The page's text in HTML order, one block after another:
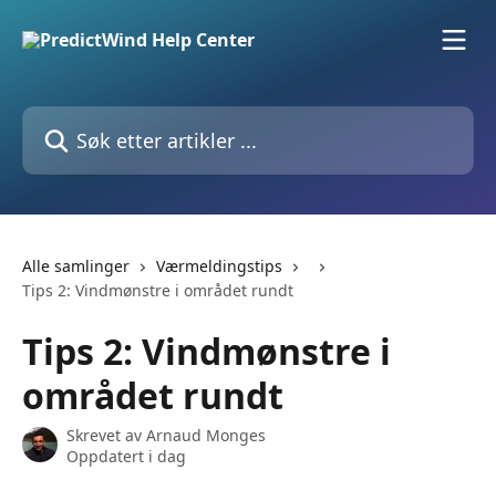
Søk etter artikler ...
Alle samlinger
Værmeldingstips
Tips 2: Vindmønstre i området rundt
Tips 2: Vindmønstre i
området rundt
Skrevet av Arnaud Monges
Oppdatert i dag